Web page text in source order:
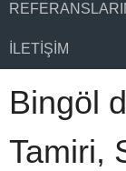
İLETIŞIM
Bingöl
Tamiri,